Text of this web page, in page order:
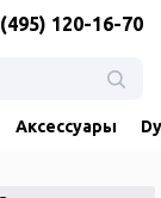
120-16-70
Аксессуары